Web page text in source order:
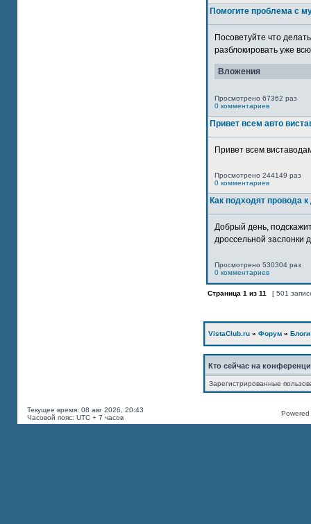
Помогите проблема с
Посоветуйте что
разблокировать уже
Вложения
Просмотрено 67362 раз
0 комментариев
Привет всем авто
Привет всем
Просмотрено 244149 раз
0 комментариев
Как подходят провода
Добрый день,
дроссельной заслонки
Просмотрено 530304 раз
0 комментариев
Страница 1 из 11 [ 501
VistaClub.ru » Форум » Блоги
Кто сейчас на
Зарегистрированные
Текущее время: 08 авг 2026, 20:43
Часовой пояс: UTC + 7 часов